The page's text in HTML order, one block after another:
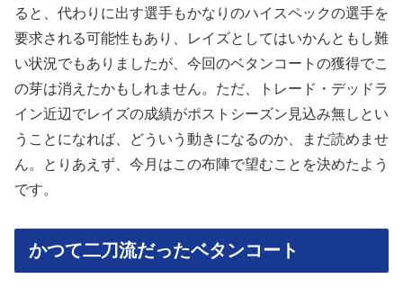
ると、代わりに出す選手もかなりのハイスペックの選手を
要求される可能性もあり、レイズとしてはいかんともし難
い状況でもありましたが、今回のベタンコートの獲得でこ
の芽は消えたかもしれません。ただ、トレード・デッドラ
イン近辺でレイズの成績がポストシーズン見込み無しとい
うことになれば、どういう動きになるのか、まだ読めませ
ん。とりあえず、今月はこの布陣で望むことを決めたよう
です。
かつて二刀流だったベタンコート